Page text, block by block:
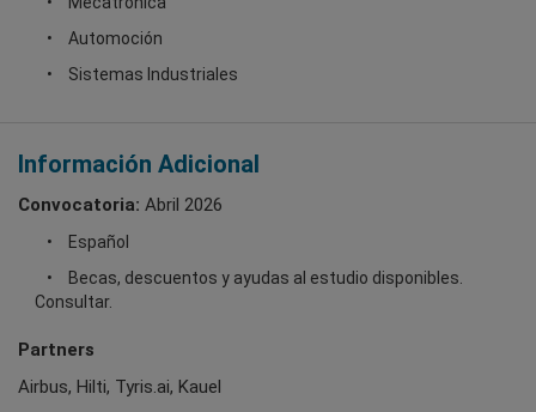
Automoción
Sistemas Industriales
Información Adicional
Convocatoria: Abril 2026
Español
Becas, descuentos y ayudas al estudio disponibles.
Consultar.
Partners
Airbus, Hilti, Tyris.ai, Kauel